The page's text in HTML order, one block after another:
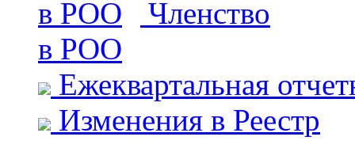
Членство
в РОО
Ежеквартальная
Изменения в Реестр